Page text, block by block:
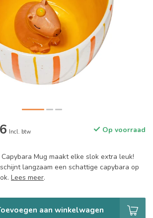
Incl. btw Op voorraad
Mug maakt elke slok extra leuk!
langzaam een schattige capybara op
Lees meer.
aan winkelwagen